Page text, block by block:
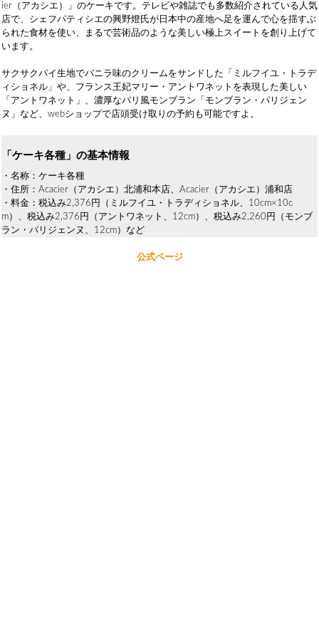
ier（アカシエ）」のケーキです。テレビや雑誌でも多数紹介されている人気
店で、シェフパティシエの興野燈氏が日本中の産地へ足を運んで心を揺すぶ
られた食材を使い、まるで芸術品のような美しい極上スイートを創り上げて
います。
サクサクパイ生地でバニラ味のクリームをサンドした「ミルフイユ・トラデ
ィショネル」や、フランス王妃マリー・アントワネットを表現した美しい
「アントワネット」、濃厚なパリ風モンブラン「モンブラン・パリジェン
ヌ」など、webショップで店頭受け取りの予約も可能ですよ。
「ケーキ各種」の基本情報
・名称：ケーキ各種
・住所：Acacier（アカシエ）北浦和本店、Acacier（アカシエ）浦和店
・料金：税込み2,376円（ミルフイユ・トラディショネル、10cm×10c
m）、税込み2,376円（アントワネット、12cm）、税込み2,260円（モンブ
ラン・パリジェンヌ、12cm）など
公式ページ